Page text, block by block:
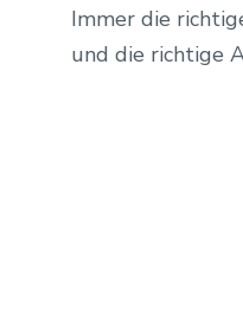
Immer die
und die richtige